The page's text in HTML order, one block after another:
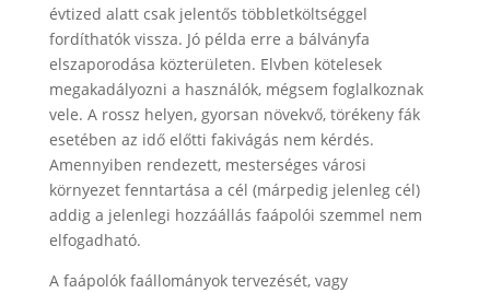
évtized alatt csak jelentős többletköltséggel
fordíthatók vissza. Jó példa erre a bálványfa
elszaporodása közterületen. Elvben kötelesek
megakadályozni a használók, mégsem foglalkoznak
vele. A rossz helyen, gyorsan növekvő, törékeny fák
esetében az idő előtti fakivágás nem kérdés.
Amennyiben rendezett, mesterséges városi
környezet fenntartása a cél (márpedig jelenleg cél)
addig a jelenlegi hozzáállás faápolói szemmel nem
elfogadható.
A faápolók faállományok tervezését, vagy